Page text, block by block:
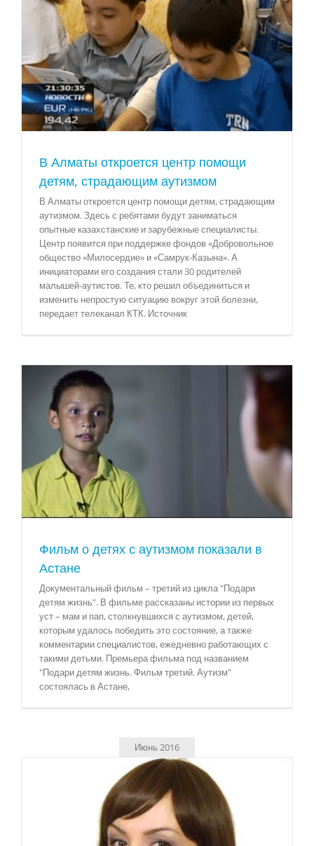
В Алматы откроется центр помощи
детям, страдающим аутизмом
В Алматы откроется центр помощи детям, страдающим
аутизмом. Здесь с ребятами будут заниматься
опытные казахстанские и зарубежные специалисты.
Центр появится при поддержке фондов «Добровольное
общество «Милосердие» и «Самрук-Казына». А
инициаторами его создания стали 30 родителей
малышей-аутистов. Те, кто решил объединиться и
изменить непростую ситуацию вокруг этой болезни,
передает телеканал КТК. Источник
Фильм о детях с аутизмом показали в
Астане
Документальный фильм – третий из цикла "Подари
детям жизнь". В фильме рассказаны истории из первых
уст – мам и пап, столкнувшихся с аутизмом, детей,
которым удалось победить это состояние, а также
комментарии специалистов, ежедневно работающих с
такими детьми. Премьера фильма под названием
"Подари детям жизнь. Фильм третий. Аутизм"
состоялась в Астане,
Июнь 2016